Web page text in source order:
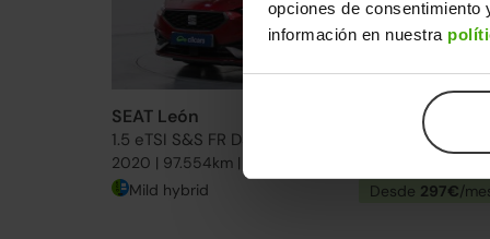
opciones de consentimiento
información en nuestra
SEAT León
1.5 eTSI S&S FR DSG-7 150
2020 | 97.554km | 150CV | Automático
21.990€
Mild hybrid Desde 297€/